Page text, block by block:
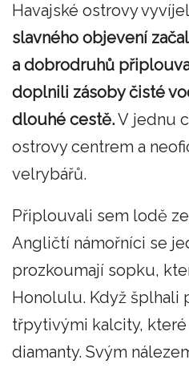
Havajské ostrovy
slavného objevení
a dobrodruhů
doplnili zásoby čisté
dlouhé cestě.V jednu
ostrovy centrem a
velrybářů.
Připlouvali sem lodě
Angličtí námořníci se
prozkoumají sopku,
Honolulu. Když šplhali
třpytivými kalcity,
diamanty. Svým